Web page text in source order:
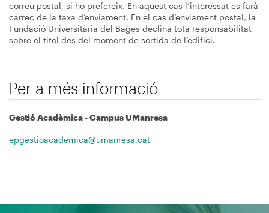
correu postal, si ho prefereix. En aquest cas l’interessat es farà
càrrec de la taxa d’enviament. En el cas d’enviament postal, la
Fundació Universitària del Bages declina tota responsabilitat
sobre el títol des del moment de sortida de l’edifici.
Per a més informació
Gestió Acadèmica - Campus UManresa
epgestioacademica@umanresa.cat